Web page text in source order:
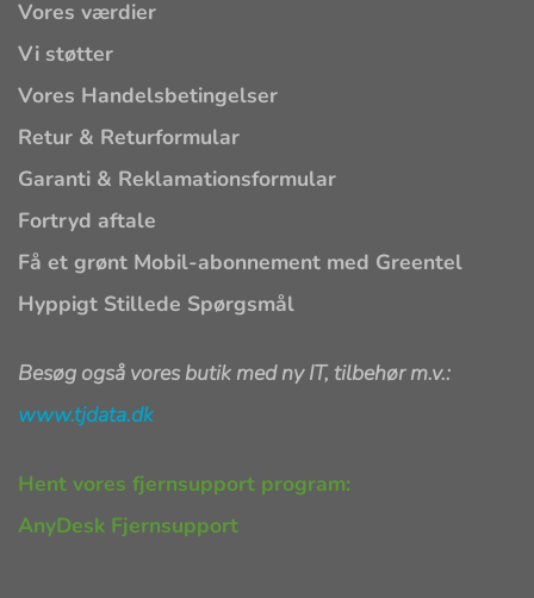
Vores værdier
Vi støtter
Vores Handelsbetingelser
Retur & Returformular
Garanti & Reklamationsformular
Fortryd aftale
Få et grønt Mobil-abonnement med Greentel
Hyppigt Stillede Spørgsmål
Besøg også vores butik med ny IT, tilbehør m.v.:
www.tjdata.dk
Hent vores fjernsupport program:
AnyDesk Fjernsupport